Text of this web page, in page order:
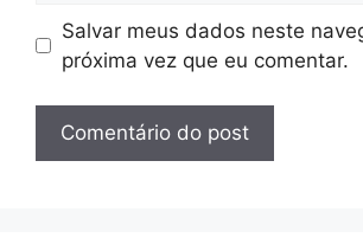
Salvar meus dados neste
próxima vez que eu comentar.